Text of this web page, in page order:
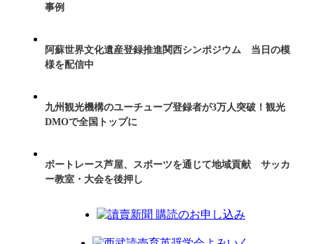
事例
阿蘇世界文化遺産登録推進関西シンポジウム 当日の模
様を配信中
九州観光機構のユーチューブ登録者が3万人突破！観光
DMOで全国トップに
ボートレース芦屋、スポーツを通じて地域貢献 サッカ
ー教室・大会を後押し